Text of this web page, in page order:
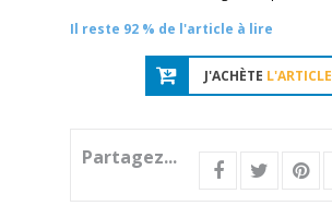
Il reste 92 % de l'article à lire
J'ACHÈTE L'ARTICLE
Partagez...